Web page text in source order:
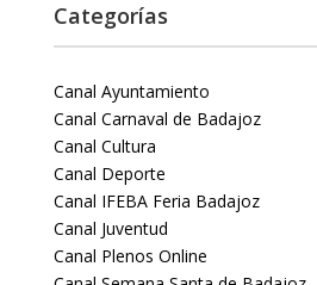
Categorías
Canal Ayuntamiento
Canal Carnaval de Badajoz
Canal Cultura
Canal Deporte
Canal IFEBA Feria Badajoz
Canal Juventud
Canal Plenos Online